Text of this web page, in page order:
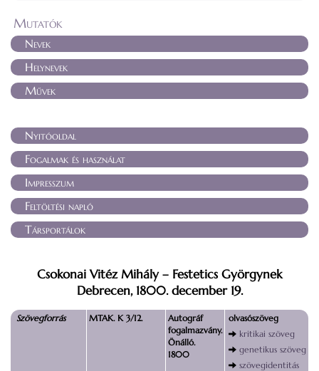
Mutatók
Nevek
Helynevek
Művek
Nyitóoldal
Fogalmak és használat
Impresszum
Feltöltési napló
Társportálok
Csokonai Vitéz Mihály – Festetics Györgynek
Debrecen, 1800. december 19.
Szövegforrás MTAK. K 3/12.
Autográf
fogalmazvány.
Önálló.
1800
olvasószöveg
kritikai szöveg
genetikus szöveg
szövegidentitás